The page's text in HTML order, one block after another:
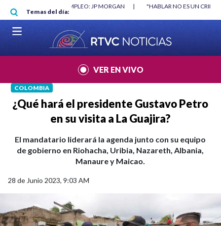
Pasar al contenido principal
Temas del día:
"HABLAR NO ES UN CRIMEN": CARTA DE BETO CORAL
VER EN VIVO
COLOMBIA
¿Qué hará el presidente Gustavo Petro
en su visita a La Guajira?
El mandatario liderará la agenda junto con su equipo
de gobierno en Riohacha, Uribia, Nazareth, Albania,
Manaure y Maicao.
28 de Junio 2023, 9:03 AM